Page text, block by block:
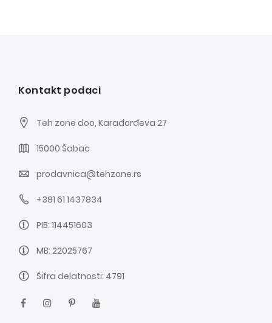
Kontakt podaci
Teh zone doo, Karađorđeva 27
15000 Šabac
prodavnica@tehzone.rs
+381 61 1437834
PIB: 114451603
MB: 22025767
Šifra delatnosti: 4791